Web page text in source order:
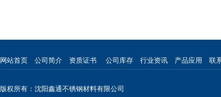
网站首页 公司简介 资质证书 公司库存 行业资讯 产品应用 联
版权所有：沈阳鑫通不锈钢材料有限公司